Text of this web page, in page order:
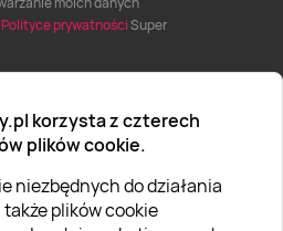
korzysta z czterech
plików cookie.
niezbędnych do działania
plików cookie
Polityce prywatnościSuper